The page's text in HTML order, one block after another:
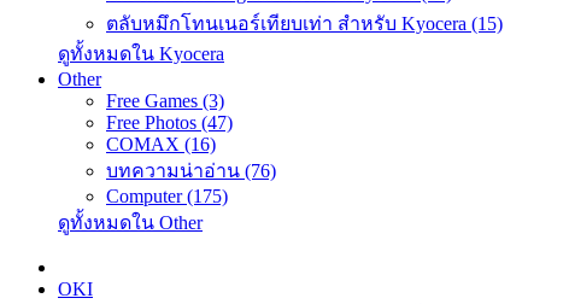
ตลับหมึกโทนเนอร์เทียบเท่า สำหรับ Kyocera (15)
ดูทั้งหมดใน Kyocera
Other
Free Games (3)
Free Photos (47)
COMAX (16)
บทความน่าอ่าน (76)
Computer (175)
ดูทั้งหมดใน Other
OKI